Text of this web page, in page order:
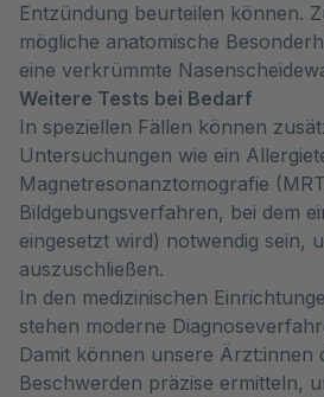
Entzündung beurteilen können.
mögliche anatomische
eine verkrümmte
Weitere Tests bei Bedarf
In speziellen Fällen können
Untersuchungen wie ein
Magnetresonanztomografie
Bildgebungsverfahren, bei dem
eingesetzt wird) notwendig sein,
auszuschließen.
In den medizinischen
stehen moderne
Damit können unsere Ärzt:innen
Beschwerden präzise ermitteln,